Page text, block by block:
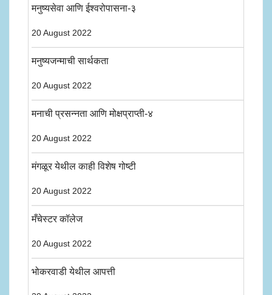
मनुष्यसेवा आणि ईश्वरोपासना-३
20 August 2022
मनुष्यजन्माची सार्थकता
20 August 2022
मनाची प्रसन्नता आणि मोक्षप्राप्ती-४
20 August 2022
मंगळूर येथील काही विशेष गोष्टी
20 August 2022
मँचेस्टर कॉलेज
20 August 2022
भोकरवाडी येथील आपत्ती